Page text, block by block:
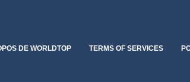
DE WORLDTOP TERMS OF SERVICES